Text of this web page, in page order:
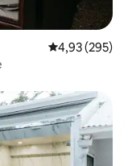
Prosječna
4,93 (295)
gosti”